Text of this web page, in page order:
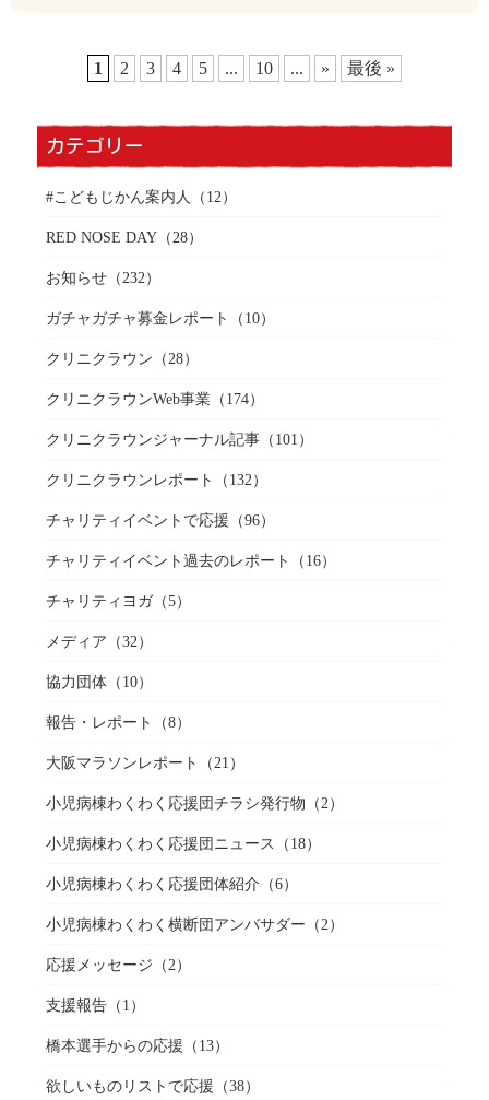
1 2 3 4 5 ... 10 ... » 最後 »
カテゴリー
#こどもじかん案内人 （12）
RED NOSE DAY（28）
お知らせ（232）
ガチャガチャ募金レポート （10）
クリニクラウン （28）
クリニクラウンWeb事業（174）
クリニクラウンジャーナル記事（101）
クリニクラウンレポート （132）
チャリティイベントで応援 （96）
チャリティイベント過去のレポート （16）
チャリティヨガ（5）
メディア （32）
協力団体（10）
報告・レポート （8）
大阪マラソンレポート （21）
小児病棟わくわく応援団チラシ発行物 （2）
小児病棟わくわく応援団ニュース （18）
小児病棟わくわく応援団体紹介 （6）
小児病棟わくわく横断団アンバサダー （2）
応援メッセージ （2）
支援報告（1）
橋本選手からの応援 （13）
欲しいものリストで応援 （38）